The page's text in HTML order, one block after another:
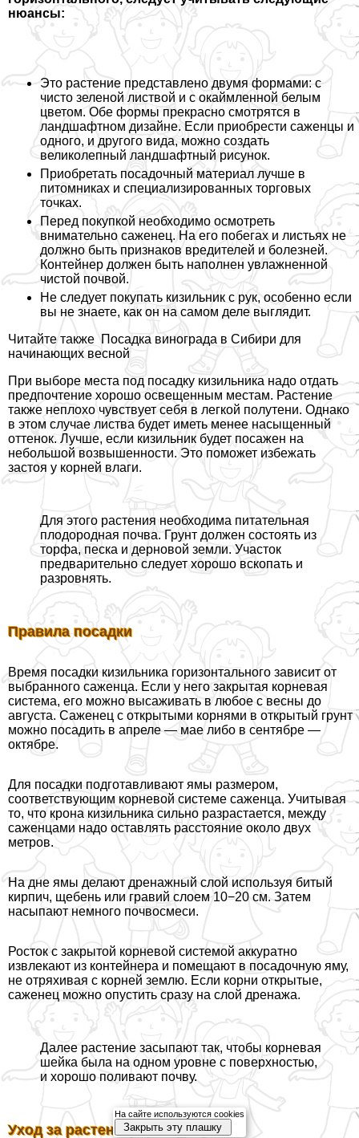
нюансы:
Это растение представлено двумя формами: с
чисто зеленой листвой и с окаймленной белым
цветом. Обе формы прекрасно смотрятся в
ландшафтном дизайне. Если приобрести саженцы и
одного, и другого вида, можно создать
великолепный ландшафтный рисунок.
Приобретать посадочный материал лучше в
питомниках и специализированных торговых
точках.
Перед покупкой необходимо осмотреть
внимательно саженец. На его побегах и листьях не
должно быть признаков вредителей и болезней.
Контейнер должен быть наполнен увлажненной
чистой почвой.
Не следует покупать кизильник с рук, особенно если
вы не знаете, как он на самом деле выглядит.
Читайте также Посадка винограда в Сибири для
начинающих весной
При выборе места под посадку кизильника надо отдать
предпочтение хорошо освещенным местам. Растение
также неплохо чувствует себя в легкой полутени. Однако
в этом случае листва будет иметь менее насыщенный
оттенок. Лучше, если кизильник будет посажен на
небольшой возвышенности. Это поможет избежать
застоя у корней влаги.
Для этого растения необходима питательная
плодородная почва. Грунт должен состоять из
торфа, песка и дерновой земли. Участок
предварительно следует хорошо вскопать и
разровнять.
Правила посадки
Время посадки кизильника горизонтального зависит от
выбранного саженца. Если у него закрытая корневая
система, его можно высаживать в любое с весны до
августа. Саженец с открытыми корнями в открытый грунт
можно посадить в апреле — мае либо в сентябре —
октябре.
Для посадки подготавливают ямы размером,
соответствующим корневой системе саженца. Учитывая
то, что крона кизильника сильно разрастается, между
саженцами надо оставлять расстояние около двух
метров.
На дне ямы делают дренажный слой используя битый
кирпич, щебень или гравий слоем 10−20 см. Затем
насыпают немного почвосмеси.
Росток с закрытой корневой системой аккуратно
извлекают из контейнера и помещают в посадочную яму,
не отряхивая с корней землю. Если корни открытые,
саженец можно опустить сразу на слой дренажа.
Далее растение засыпают так, чтобы корневая
шейка была на одном уровне с поверхностью,
и хорошо поливают почву.
Уход за растением
На сайте используются cookies
Закрыть эту плашку